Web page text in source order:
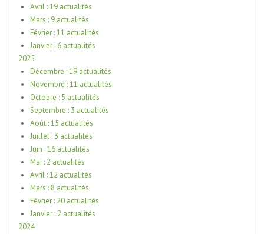
Avril : 19 actualités
Mars : 9 actualités
Février : 11 actualités
Janvier : 6 actualités
2025
Décembre : 19 actualités
Novembre : 11 actualités
Octobre : 5 actualités
Septembre : 3 actualités
Août : 15 actualités
Juillet : 3 actualités
Juin : 16 actualités
Mai : 2 actualités
Avril : 12 actualités
Mars : 8 actualités
Février : 20 actualités
Janvier : 2 actualités
2024